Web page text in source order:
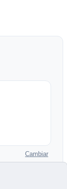
Cambiar